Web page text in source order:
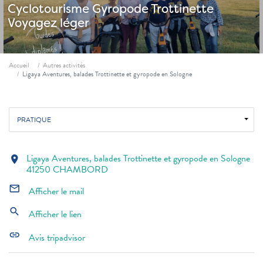
CyclotourismeGyropodeTrottinette
Voyagez léger
Fil d'ariane
Accueil
Autres activités
Ligaya Aventures, balades Trottinette et gyropode en Sologne
PRATIQUE
location_on Ligaya Aventures, balades Trottinette et gyropode en Sologne
41250 CHAMBORD
mail_outline Afficher le mail
search Afficher le lien
link Avis tripadvisor